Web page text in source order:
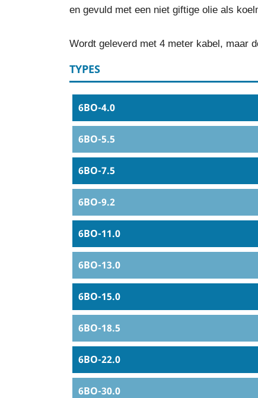
en gevuld met een niet giftige olie als
Wordt geleverd met 4 meter kabel, maar
TYPES
6BO-4.0
6BO-5.5
6BO-7.5
6BO-9.2
6BO-11.0
6BO-13.0
6BO-15.0
6BO-18.5
6BO-22.0
6BO-30.0